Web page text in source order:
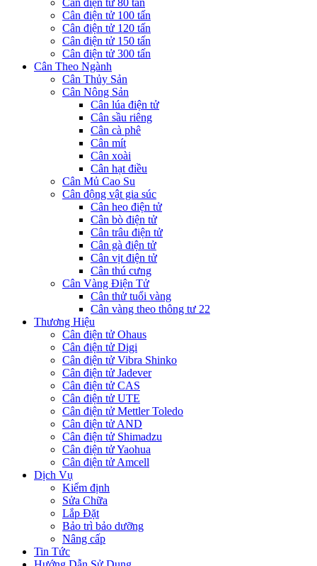
Cân điện tử 80 tấn
Cân điện tử 100 tấn
Cân điện tử 120 tấn
Cân điện tử 150 tấn
Cân điện tử 300 tấn
Cân Theo Ngành
Cân Thủy Sản
Cân Nông Sản
Cân lúa điện tử
Cân sầu riêng
Cân cà phê
Cân mít
Cân xoài
Cân hạt điều
Cân Mủ Cao Su
Cân động vật gia súc
Cân heo điện tử
Cân bò điện tử
Cân trâu điện tử
Cân gà điện tử
Cân vịt điện tử
Cân thú cưng
Cân Vàng Điện Tử
Cân thử tuổi vàng
Cân vàng theo thông tư 22
Thương Hiệu
Cân điện tử Ohaus
Cân điện tử Digi
Cân điện tử Vibra Shinko
Cân điện tử Jadever
Cân điện tử CAS
Cân điện tử UTE
Cân điện tử Mettler Toledo
Cân điện tử AND
Cân điện tử Shimadzu
Cân điện tử Yaohua
Cân điện tử Amcell
Dịch Vụ
Kiểm định
Sửa Chữa
Lắp Đặt
Bảo trì bảo dưỡng
Nâng cấp
Tin Tức